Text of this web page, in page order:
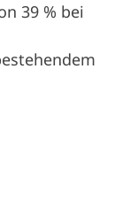
39 % bei